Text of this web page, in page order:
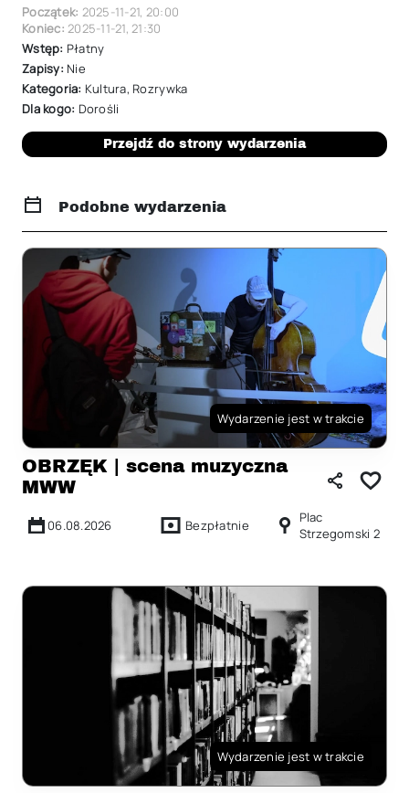
Początek: 2025-11-21, 20:00
Koniec:2025-11-21,21:30
Wstęp: Płatny
Zapisy: Nie
Kategoria: Kultura, Rozrywka
Dla kogo: Dorośli
Przejdź do strony wydarzenia
Podobne wydarzenia
Wydarzenie jest w trakcie
OBRZĘK | scena muzyczna
MWW
06.08.2026 Bezpłatnie
Plac
Strzegomski 2
Wydarzenie jest w trakcie